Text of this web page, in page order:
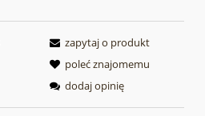
zapytaj o produkt
poleć znajomemu
dodaj opinię